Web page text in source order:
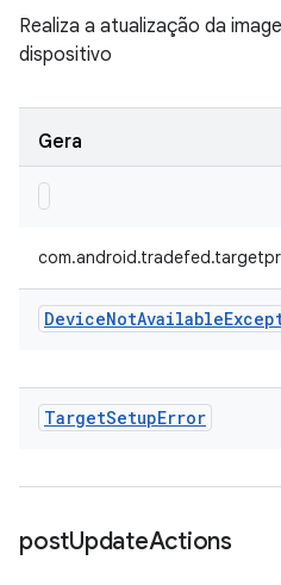
Realiza a atualização da
dispositivo
Gera
DeviceNotAvailable
TargetSetupError
postUpdateActions